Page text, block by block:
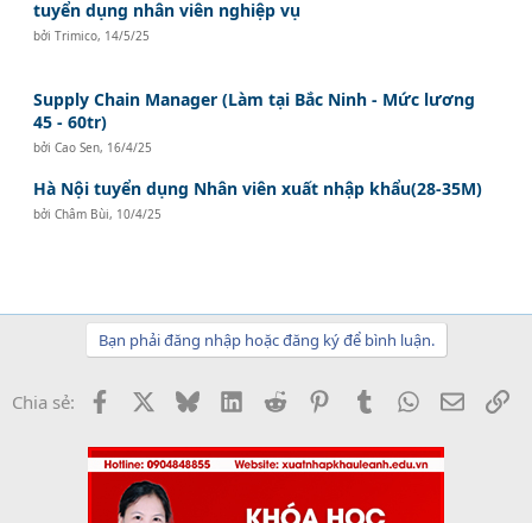
tuyển dụng nhân viên nghiệp vụ
bởiTrimico, 14/5/25
Supply Chain Manager (Làm tại Bắc Ninh - Mức lương
45 - 60tr)
bởiCao Sen, 16/4/25
Hà Nội tuyển dụng Nhân viên xuất nhập khẩu(28-35M)
bởiChâm Bùi, 10/4/25
Bạn phải đăng nhập hoặc đăng ký để bình luận.
Chia sẻ: Facebook BlueskyLinkedInReddit PinterestTumblrWhatsApp
Email